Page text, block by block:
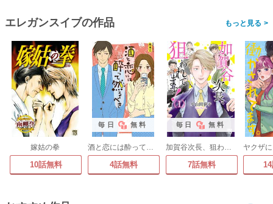
エレガンスイブの作品 >
嫁姑の拳
10話無料
毎日 無料
酒と恋には酔って然るべき【電子単行本】
4話無料
毎日 無料
加賀谷次長、狙われてます!【電子単行本】
7話無料